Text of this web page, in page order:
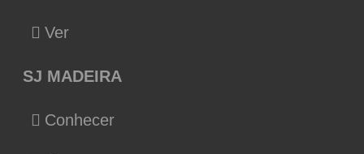
Ver
SJ MADEIRA
Conhecer